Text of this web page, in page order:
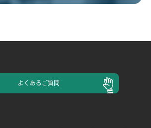
よくあるご質問